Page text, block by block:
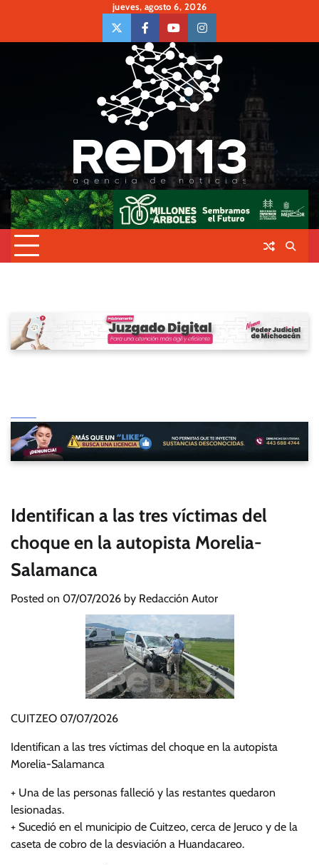
content
jueves, agosto 6, 2026
twiter Face Youtubeinsta
Identifican a las tres víctimas del
choque en la autopista Morelia-
Salamanca
Posted on 07/07/2026 by Redacción Autor
CUITZEO 07/07/2026
Identifican a las tres víctimas del choque en la autopista
Morelia-Salamanca
+ Una de las personas falleció y las restantes quedaron
lesionadas.
+ Sucedió en el municipio de Cuitzeo, cerca de Jeruco y de la
caseta de cobro de la desviación a Huandacareo.